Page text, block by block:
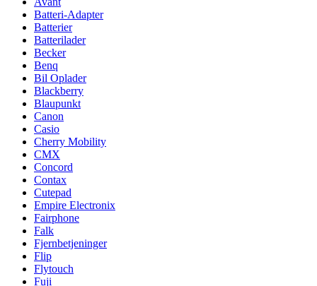
Batteri-Adapter
Batterier
Batterilader
Becker
Benq
Bil Oplader
Blackberry
Blaupunkt
Canon
Casio
Cherry Mobility
CMX
Concord
Contax
Cutepad
Empire Electronix
Fairphone
Falk
Fjernbetjeninger
Flip
Flytouch
Fuji